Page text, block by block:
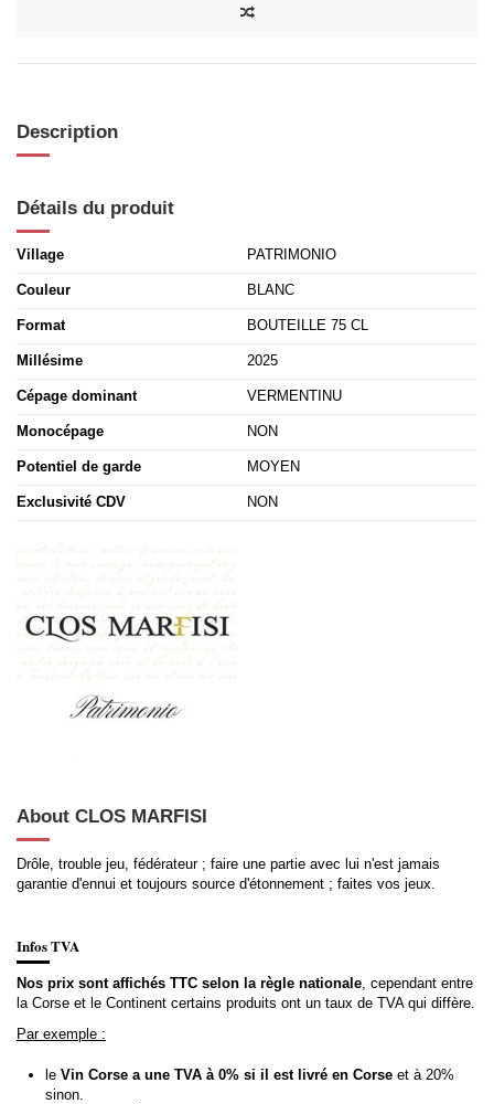
Description
Détails du produit
Village PATRIMONIO
Couleur BLANC
Format BOUTEILLE 75 CL
Millésime 2025
Cépage dominant VERMENTINU
Monocépage NON
Potentiel de garde MOYEN
Exclusivité CDV NON
About CLOS MARFISI
Drôle, trouble jeu, fédérateur ; faire une partie avec lui n'est jamais
garantie d'ennui et toujours source d'étonnement ; faites vos jeux.
Infos TVA
Nos prix sont affichés TTC selon la règle nationale, cependant entre
la Corse et le Continent certains produits ont un taux de TVA qui diffère.
Par exemple :
le Vin Corse a une TVA à 0% si il est livré en Corse et à 20%
sinon.